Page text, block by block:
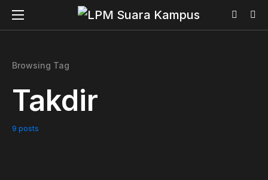
Browsing Tag
Takdir
9 posts